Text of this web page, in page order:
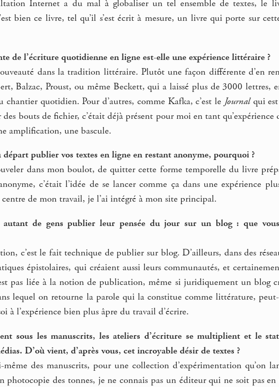
Internet a du mal à globaliser un tel ensemble de textes, le
bien ce livre, tel qu’il s’est écrit à mesure, un livre qui porte sur
de l’écriture quotidienne en ligne est-elle une expérience littéraire ?
dans la tradition littéraire. Plutôt une façon différente d’en
Balzac, Proust, ou même Beckett, qui a laissé plus de 3000 lettres,
chantier quotidien. Pour d’autres, comme Kafka, c’est le Journalqui est
des bouts de fichier, c’était déjà présent pour moi en tant
amplification, une bascule.
départ publier vos textes en ligne en restant anonyme, pourquoi ?
dans mon boulot, de quitter cette forme temporelle du livre
c’était l’idée de se lancer comme ça dans une expérience
centre de mon travail, je l’ai intégré à mon site principal.
autant de gens publier leur pensée du jour sur un blog : que
c’est le fait technique de publier sur blog. D’ailleurs, dans des
épistolaires, qui créaient aussi leurs communautés, et
pas liée à la notion de publication, même si juridiquement un blog
lequel on retourne la parole qui la constitue comme littérature,
à l’expérience bien plus âpre du travail d’écrire.
sous les manuscrits, les ateliers d’écriture se multiplient et le
D’où vient, d’après vous, cet incroyable désir de textes ?
même des manuscrits, pour une collection d’expérimentation qu’on
photocopie des tonnes, je ne connais pas un éditeur qui ne soit pas